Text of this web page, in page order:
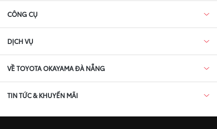
CÔNG CỤ
DỊCH VỤ
VỀ TOYOTA OKAYAMA ĐÀ NẴNG
TIN TỨC & KHUYẾN MÃI